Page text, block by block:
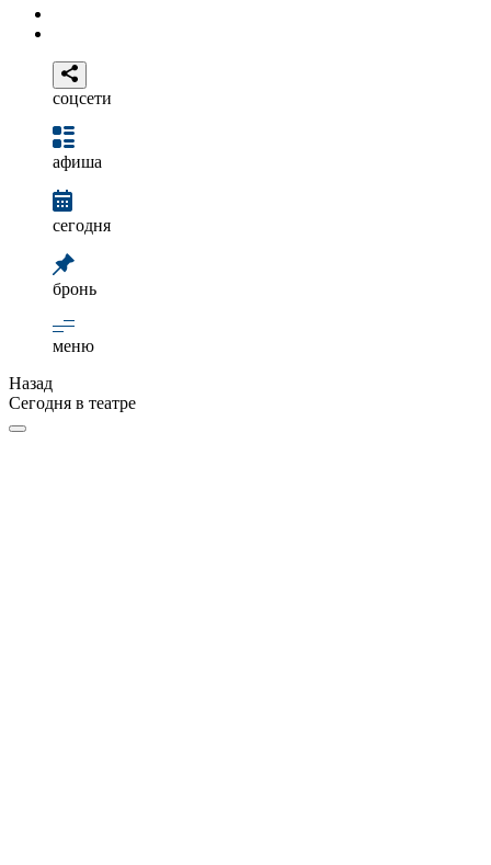
соцсети
афиша
сегодня
бронь
меню
Назад
Сегодня в театре